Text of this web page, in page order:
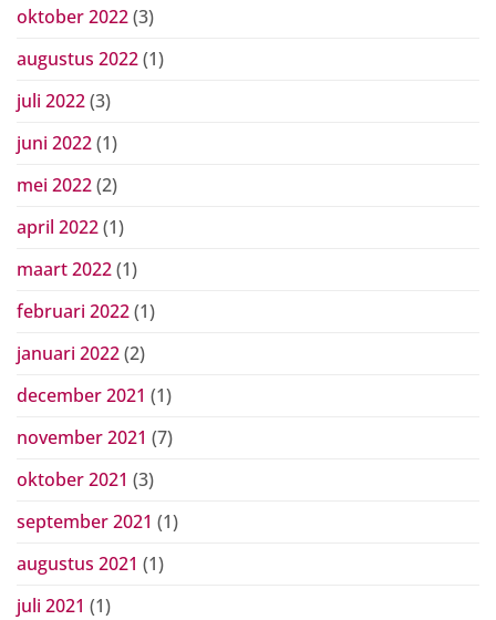
oktober 2022(3)
augustus 2022(1)
juli 2022(3)
juni 2022(1)
mei 2022(2)
april 2022(1)
maart 2022(1)
februari 2022(1)
januari 2022(2)
december 2021 (1)
november 2021 (7)
oktober 2021 (3)
september 2021 (1)
augustus 2021 (1)
juli 2021 (1)